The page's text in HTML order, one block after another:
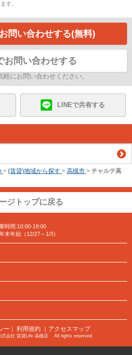
す。
問い合わせする(無料)
お問い合わせする
にお問い合わせください。
LINEで共有する
> (賃貸)地域から探す > 高槻市 > チャルテ高
ジトップに戻る
時間:10:00-19:00
末年始（12/27～1/3）
ー 利用規約 ｜アクセスマップ
式会社 賃貸Life 高槻店 All rights reserved.